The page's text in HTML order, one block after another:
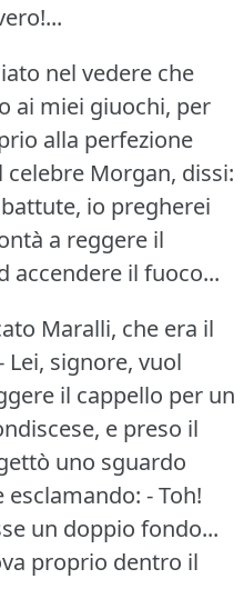
nel vedere che
ai miei giuochi, per
alla perfezione
Morgan, dissi:
io pregherei
a reggere il
accendere il fuoco...
Maralli, che era il
Lei, signore, vuol
il cappello per un
e preso il
uno sguardo
esclamando: - Toh!
un doppio fondo...
proprio dentro il